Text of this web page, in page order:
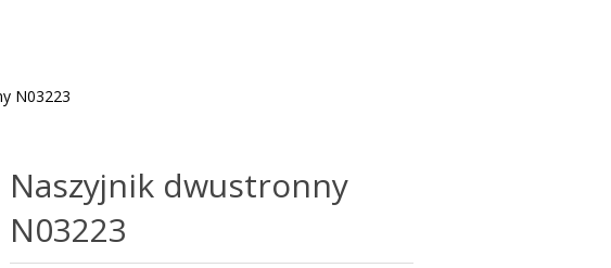
N03223
Naszyjnik dwustronny
N03223